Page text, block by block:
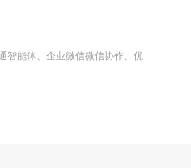
智能体、企业微信微信协作、优